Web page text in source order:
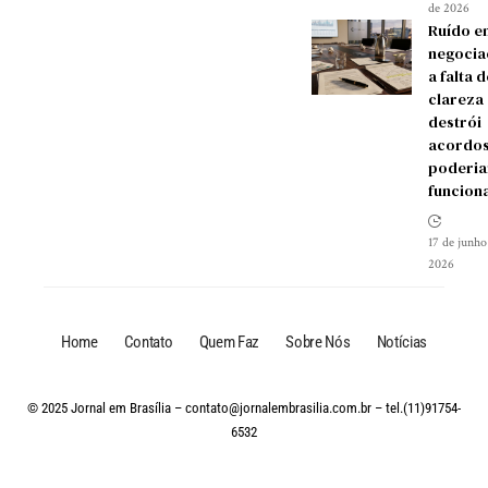
de 2026
Ruído
a falta
clareza
destrói
17 de
2026
Home Contato Quem Faz Sobre Nós Notícias
© 2025 Jornal em Brasília – contato@jornalembrasilia.com.br – tel.(11)91754-
6532